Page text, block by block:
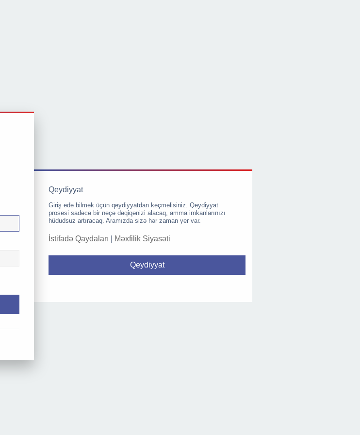
Qeydiyyat
Giriş edə bilmək üçün qeydiyyatdan keçməlisiniz. Qeydiyyat
prosesi sadəcə bir neçə dəqiqənizi alacaq, amma imkanlarınızı
hüdudsuz artıracaq. Aramızda sizə hər zaman yer var.
İstifadə Qaydaları Məxfilik Siyasəti
Qeydiyyat